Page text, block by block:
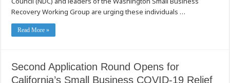
Enhanced
Recovery Working Group are urging these individuals …
Read More »
Second Application Round Opens for
California’s Small Business COVID-19 Relief